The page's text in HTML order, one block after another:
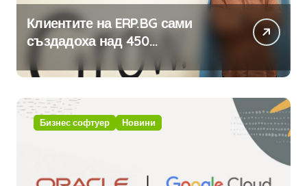
Клиентите на ERP.BG сами
създадоха над 450
приложения за ERP системата
с помощта на вградения в нея
изкуствен интелект
Бизнес софтуер Новини